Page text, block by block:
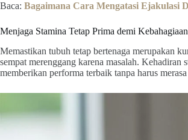
Baca: Bagaimana Cara Mengatasi Ejakulasi
Menjaga Stamina Tetap Prima demi
Memastikan tubuh tetap bertenaga merupakan
sempat merenggang karena masalah.
memberikan performa terbaik tanpa harus